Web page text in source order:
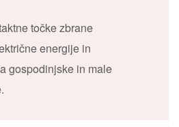
točke zbrane
energije in
gospodinjske in male